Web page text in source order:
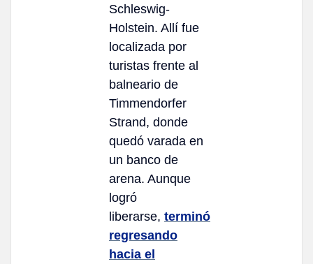
Schleswig-
Holstein. Allí fue
localizada por
turistas frente al
balneario de
Timmendorfer
Strand, donde
quedó varada en
un banco de
arena. Aunque
logró
liberarse, terminó
regresando
hacia el